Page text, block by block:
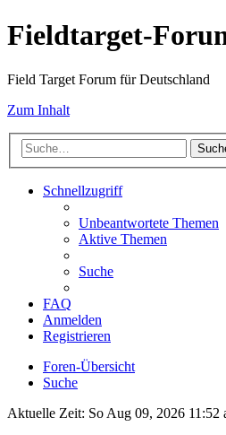
Fieldtarget-
Field Target Forum für Deutschland
Zum Inhalt
Schnellzugriff
Unbeantwortete Themen
Aktive Themen
Suche
FAQ
Anmelden
Registrieren
Foren-Übersicht
Suche
Aktuelle Zeit: So Aug 09, 2026 11:52